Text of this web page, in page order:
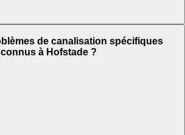
de canalisation spécifiques
connus à Hofstade ?